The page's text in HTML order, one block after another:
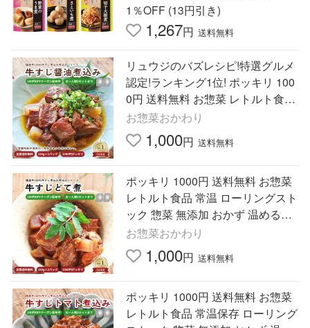
1％OFF (13円引き)
1,267円 送料無料
リュウジのバズレシピ!特選グルメ
認定!ランキング1位! ポッキリ 100
0円 送料無料 お惣菜 レトルト食品
常温保存 無添加 爆買 牛すじの醤
油煮込み 2P 2セットまで
お惣菜おかわり
1,000円 送料無料
ポッキリ 1000円 送料無料 お惣菜
レトルト食品 常温 ローリングスト
ック 惣菜 無添加 おかず 温めるだ
け お取り寄せ 爆買 牛すじどて煮 2
パック 2セットまで
お惣菜おかわり
1,000円 送料無料
ポッキリ 1000円 送料無料 お惣菜
レトルト食品 常温保存 ローリング